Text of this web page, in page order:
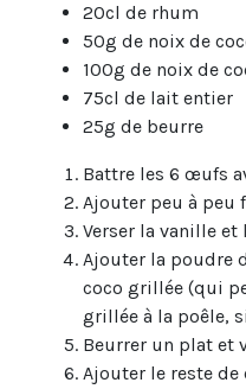
20cl de rhum
50g de noix de
100g de noix de
75cl de lait entier
25g de beurre
Battre les 6 œufs
Ajouter peu à peu
Verser la vanille et
Ajouter la poudre
coco grillée (qui
grillée à la poêle,
Beurrer un plat et
Ajouter le reste